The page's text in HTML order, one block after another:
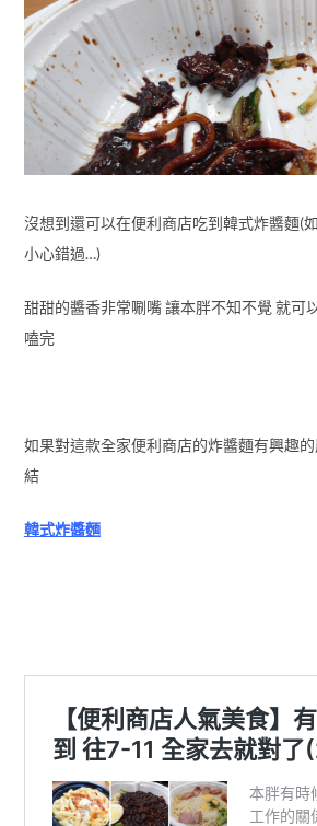
沒想到還可以在便利商店吃到韓式炸醬麵(
小心錯過…)
甜甜的醬香非常唰嘴 讓本胖不知不覺 就可
嗑完
如果對這款全家便利商店的炸醬麵有興趣
結
韓式炸醬麵